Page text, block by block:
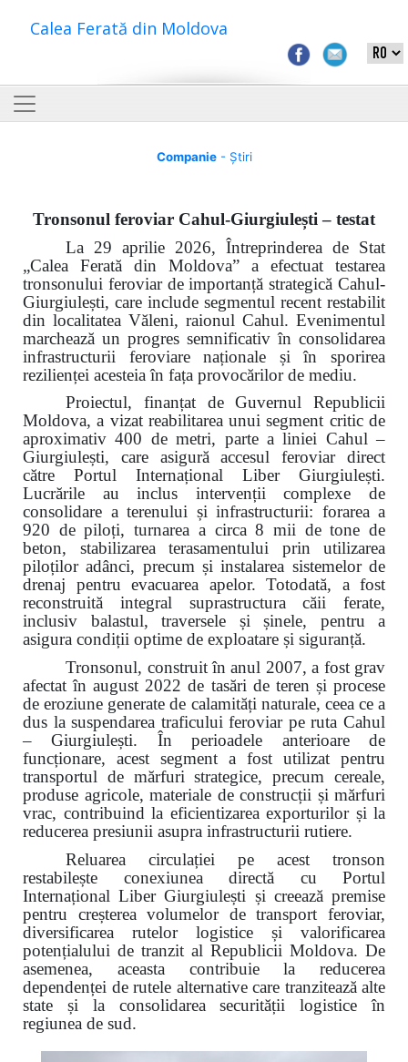
Calea Ferată din Moldova
Companie- Știri
Tronsonul feroviar Cahul-Giurgiulești – testat
La 29 aprilie 2026, Întreprinderea de Stat
„Calea Ferată din Moldova” a efectuat testarea
tronsonului feroviar de importanță strategică Cahul-
Giurgiulești, care include segmentul recent restabilit
din localitatea Văleni, raionul Cahul. Evenimentul
marchează un progres semnificativ în consolidarea
infrastructurii feroviare naționale și în sporirea
rezilienței acesteia în fața provocărilor de mediu.
Proiectul, finanțat de Guvernul Republicii
Moldova, a vizat reabilitarea unui segment critic de
aproximativ 400 de metri, parte a liniei Cahul –
Giurgiulești, care asigură accesul feroviar direct
către Portul Internațional Liber Giurgiulești.
Lucrările au inclus intervenții complexe de
consolidare a terenului și infrastructurii: forarea a
920 de piloți, turnarea a circa 8 mii de tone de
beton, stabilizarea terasamentului prin utilizarea
piloților adânci, precum și instalarea sistemelor de
drenaj pentru evacuarea apelor. Totodată, a fost
reconstruită integral suprastructura căii ferate,
inclusiv balastul, traversele și șinele, pentru a
asigura condiții optime de exploatare și siguranță.
Tronsonul, construit în anul 2007, a fost grav
afectat în august 2022 de tasări de teren și procese
de eroziune generate de calamități naturale, ceea ce a
dus la suspendarea traficului feroviar pe ruta Cahul
– Giurgiulești. În perioadele anterioare de
funcționare, acest segment a fost utilizat pentru
transportul de mărfuri strategice, precum cereale,
produse agricole, materiale de construcții și mărfuri
vrac, contribuind la eficientizarea exporturilor și la
reducerea presiunii asupra infrastructurii rutiere.
Reluarea circulației pe acest tronson
restabilește conexiunea directă cu Portul
Internațional Liber Giurgiulești și creează premise
pentru creșterea volumelor de transport feroviar,
diversificarea rutelor logistice și valorificarea
potențialului de tranzit al Republicii Moldova. De
asemenea, aceasta contribuie la reducerea
dependenței de rutele alternative care tranzitează alte
state și la consolidarea securității logistice în
regiunea de sud.